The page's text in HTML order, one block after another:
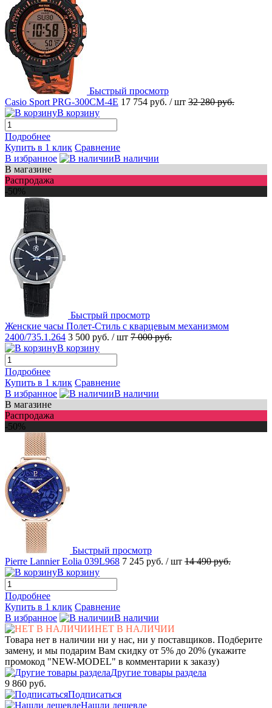
Быстрый просмотр
Casio Sport PRG-300CM-4E 17 754 руб. / шт 32 280 руб.
В корзину
Подробнее
Купить в 1 клик Сравнение
В избранное
В наличии
В магазине
Распродажа
-50%
Быстрый просмотр
Женские часы Полет-Стиль с кварцевым механизмом
2400/735.1.264 3 500 руб. / шт 7 000 руб.
В корзину
Подробнее
Купить в 1 клик Сравнение
В избранное
В наличии
В магазине
Распродажа
-50%
Быстрый просмотр
Pierre Lannier Eolia 039L968 7 245 руб. / шт 14 490 руб.
В корзину
Подробнее
Купить в 1 клик Сравнение
В избранное
В наличии
НЕТ В НАЛИЧИИ
Товара нет в наличии ни у нас, ни у поставщиков. Подберите
замену, и мы подарим Вам скидку от 5% до 20% (укажите
промокод "NEW-MODEL" в комментарии к заказу)
Другие товары раздела
9 860 руб.
Подписаться
Нашли дешевле